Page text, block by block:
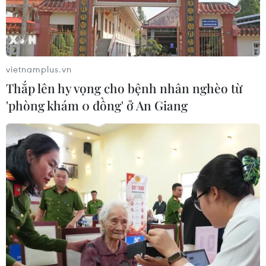
7 tháng năm 2026:
Tổng vốn đầu tư nước ngoài đăng ký
vào Việt Nam tăng 58%
03/08/2026 23:48
Kế hoạch đồng tiền chung Tây Phi
đối mặt thách thức
03/08/2026 23:10
Mỹ bán đồng euro để hỗ trợ Nhật
Bản vực dậy đồng yen
03/08/2026 15:34
vietnamplus.vn
Thắp lên hy vọng cho bệnh nhân nghèo từ
'phòng khám 0 đồng' ở An Giang